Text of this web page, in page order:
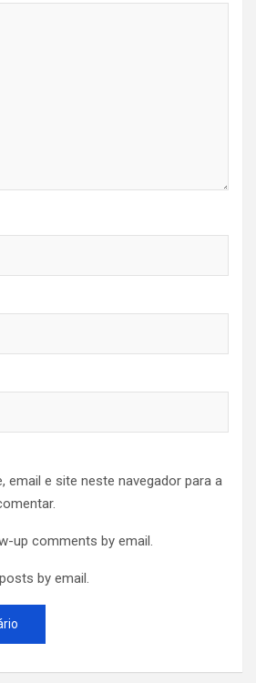
email e site neste navegador para a
up comments by email.
by email.